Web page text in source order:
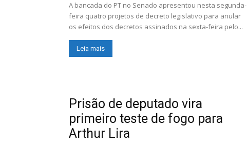
A bancada do PT no Senado apresentou nesta segunda-
feira quatro projetos de decreto legislativo para anular
os efeitos dos decretos assinados na sexta-feira pelo...
Leia mais
Prisão de deputado vira
primeiro teste de fogo para
Arthur Lira